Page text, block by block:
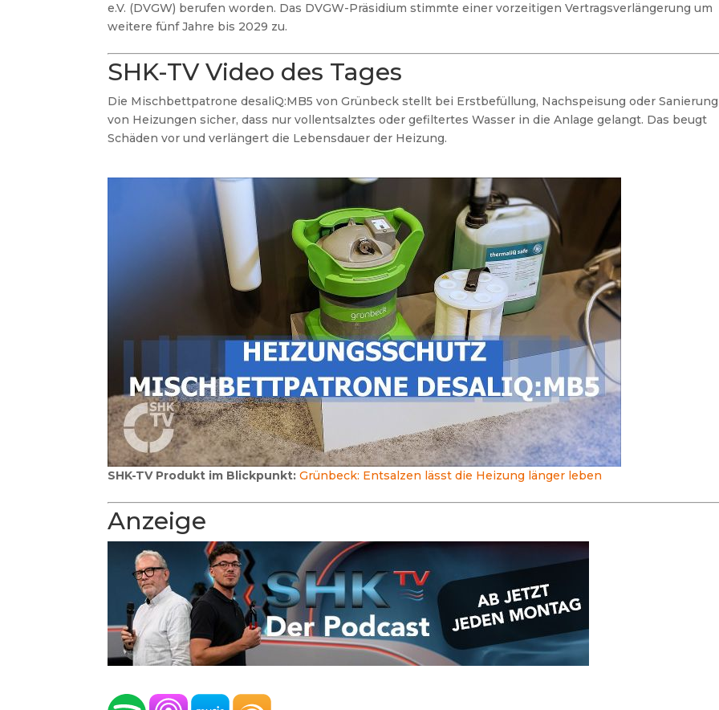
e.V. (DVGW) berufen worden. Das DVGW-Präsidium stimmte einer vorzeitigen Vertragsverlängerung um
weitere fünf Jahre bis 2029 zu.
SHK-TV Video des Tages
Die Mischbettpatrone desaliQ:MB5 von Grünbeck stellt bei Erstbefüllung, Nachspeisung oder Sanierung
von Heizungen sicher, dass nur vollentsalztes oder gefiltertes Wasser in die Anlage gelangt. Das beugt
Schäden vor und verlängert die Lebensdauer der Heizung.
SHK-TV Produkt im Blickpunkt: Grünbeck: Entsalzen lässt die Heizung länger leben
Anzeige